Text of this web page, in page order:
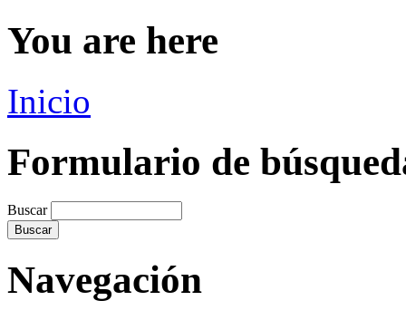
You are here
Inicio
Formulario de
Buscar
Navegación